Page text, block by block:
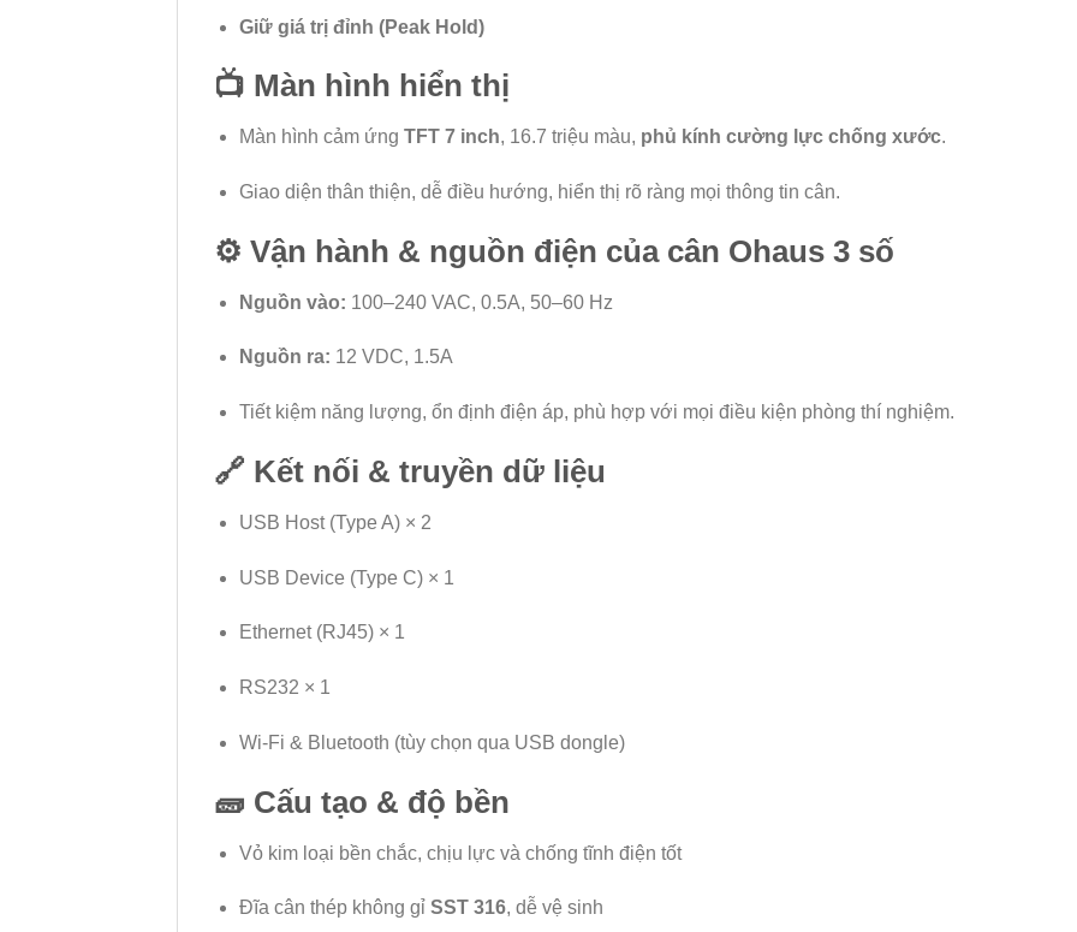
Giữ giá trị đỉnh (Peak Hold)
📺 Màn hình hiển thị
Màn hình cảm ứng TFT 7 inch, 16.7 triệu màu, phủ kính cường lực chống xước.
Giao diện thân thiện, dễ điều hướng, hiển thị rõ ràng mọi thông tin cân.
⚙️ Vận hành & nguồn điện của cân Ohaus 3 số
Nguồn vào: 100–240 VAC, 0.5A, 50–60 Hz
Nguồn ra: 12 VDC, 1.5A
Tiết kiệm năng lượng, ổn định điện áp, phù hợp với mọi điều kiện phòng thí nghiệm.
🔗 Kết nối & truyền dữ liệu
USB Host (Type A) × 2
USB Device (Type C) × 1
Ethernet (RJ45) × 1
RS232 × 1
Wi-Fi & Bluetooth (tùy chọn qua USB dongle)
🧱 Cấu tạo & độ bền
Vỏ kim loại bền chắc, chịu lực và chống tĩnh điện tốt
Đĩa cân thép không gỉ SST 316, dễ vệ sinh